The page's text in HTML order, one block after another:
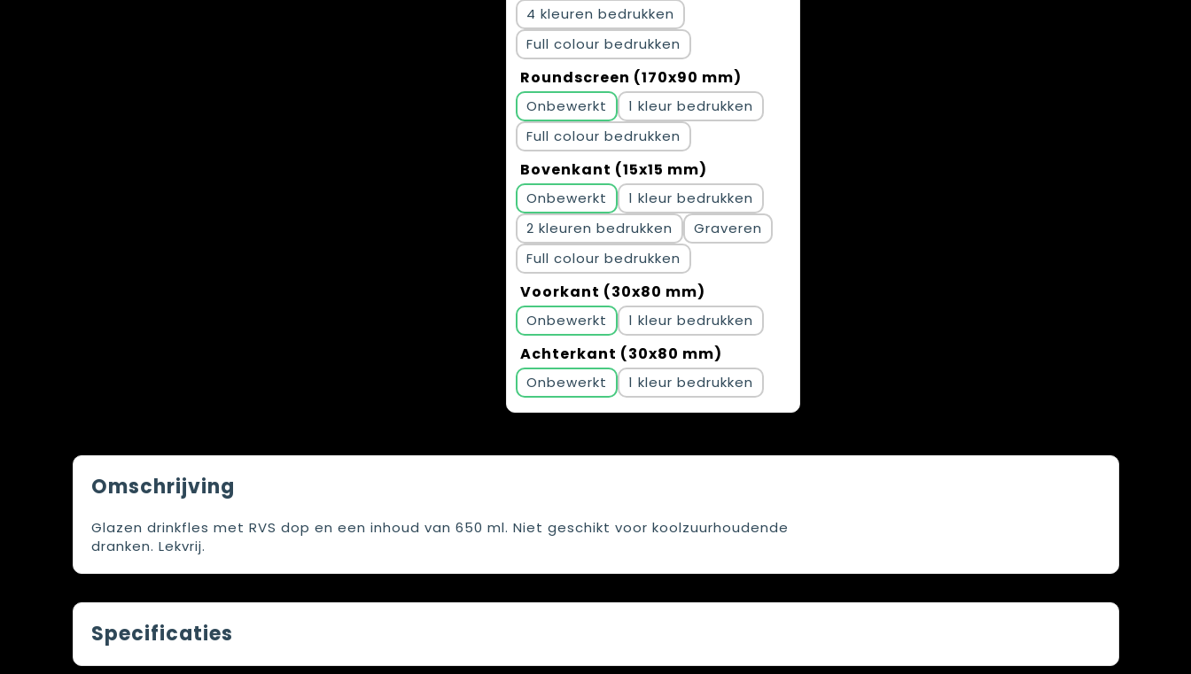
4
Full colour
Roundscreen (170x90 mm)
Onbewerkt
1
Full colour
Bovenkant (15x15 mm)
Onbewerkt
1
2
Graveren
Full colour
Voorkant (30x80 mm)
Onbewerkt 1
Achterkant (30x80 mm)
Onbewerkt 1
Omschrijving
Glazen drinkfles met RVS dop en een inhoud van 650 ml. Niet geschikt voor koolzuurhoudende
dranken. Lekvrij.
Specificaties